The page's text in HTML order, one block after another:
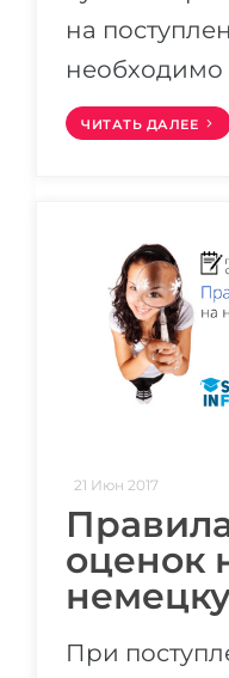
на
необходимо
ЧИТАТЬ ДАЛЕЕ
21 Июн 2017
оценок
При